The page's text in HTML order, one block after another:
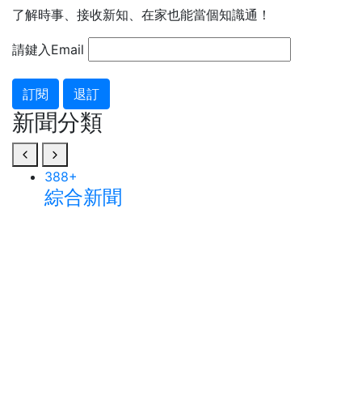
了解時事、接收新知、在家也能當個知識通！
請鍵入Email
訂閱 退訂
新聞分類
388+
綜合新聞